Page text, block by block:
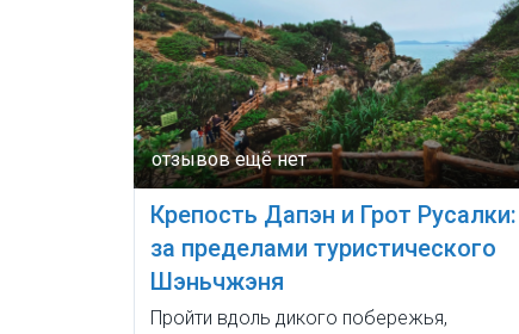
Крепость Дапэн и Грот Русалки:
за пределами туристического
Шэньчжэня
Пройти вдоль дикого побережья,